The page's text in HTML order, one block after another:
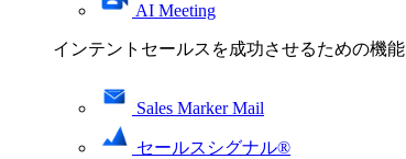
AI Meeting
インテントセールスを成功させるための機能
Sales Marker Mail
セールスシグナル®